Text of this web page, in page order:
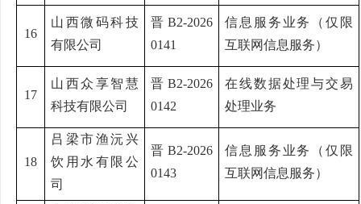
16
山西微码科技
有限公司
晋 B2-2026
0141
信息服务业务（仅限
互联网信息服务）
17
山西众享智慧
科技有限公司
晋 B2-2026
0142
在线数据处理与交易
处理业务
18
吕梁市渔沅兴
饮用水有限公
司
晋 B2-2026
0143
信息服务业务（仅限
互联网信息服务）